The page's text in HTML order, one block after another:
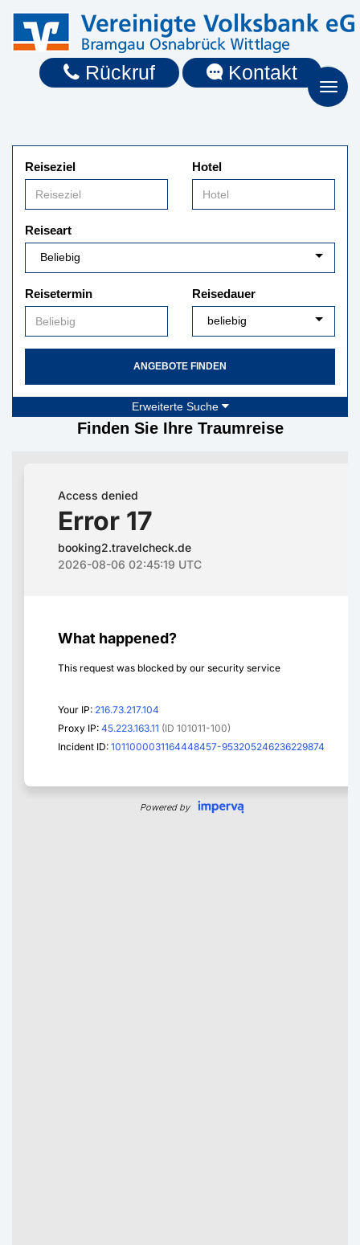
Toggle
Rückruf Kontakt
Reiseziel Hotel
Reiseart
Reisetermin Reisedauer
ANGEBOTE FINDEN
Erweiterte Suche
Finden Sie Ihre Traumreise